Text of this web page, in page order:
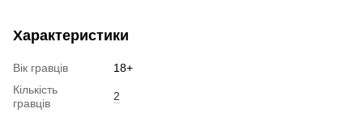
Характеристики
Вік гравців
18+
Кількість
гравців
2